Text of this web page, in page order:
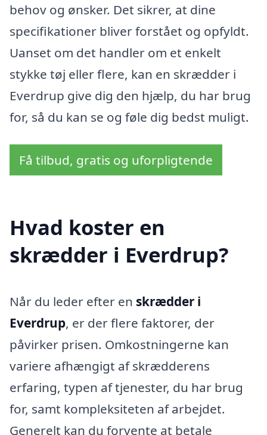
behov og ønsker. Det sikrer, at dine
specifikationer bliver forstået og opfyldt.
Uanset om det handler om et enkelt
stykke tøj eller flere, kan en skrædder i
Everdrup give dig den hjælp, du har brug
for, så du kan se og føle dig bedst muligt.
Få tilbud, gratis og uforpligtende
Hvad koster en
skrædder i Everdrup?
Når du leder efter en skrædder i
Everdrup, er der flere faktorer, der
påvirker prisen. Omkostningerne kan
variere afhængigt af skrædderens
erfaring, typen af tjenester, du har brug
for, samt kompleksiteten af arbejdet.
Generelt kan du forvente at betale